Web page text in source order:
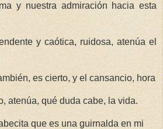
y nuestra admiración hacia esta
y caótica, ruidosa, atenúa el
es cierto, y el cansancio, hora
atenúa, qué duda cabe, la vida.
que es una guirnalda en mi